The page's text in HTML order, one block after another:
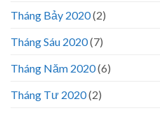
Tháng Bảy 2020(2)
Tháng Sáu 2020(7)
Tháng Năm 2020(6)
Tháng Tư 2020(2)